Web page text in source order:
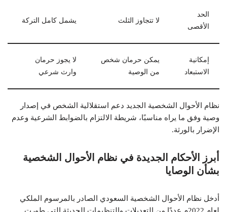
الحد
الأقصى
لا تتجاوز الثلث يشمل كامل التركة
إمكانية
الاستبعاد
يمكن حرمان شخص
من الوصية
لا يجوز حرمان
وارث شرعي
نظام الأحوال الشخصية الجديد دعم استقلالية الشخص في إصدار
وصية وفق ما يراه مناسبًا، شريطة الالتزام بالضوابط الشرعية وعدم
الإضرار بالورثة.
أبرز الأحكام الجديدة في نظام الأحوال الشخصية
بشأن الوصايا
أدخل نظام الأحوال الشخصية السعودي الصادر بالمرسوم الملكي